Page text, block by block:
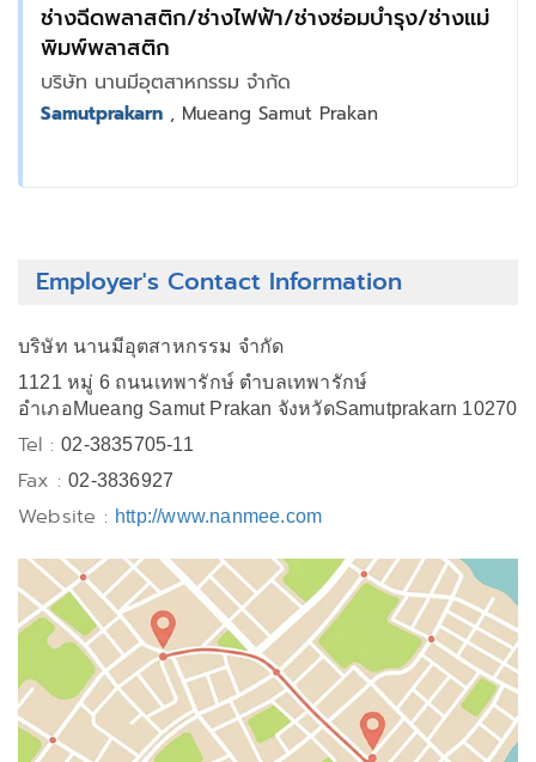
ช่างฉีดพลาสติก/ช่างไฟฟ้า/ช่างซ่อมบำรุง/ช่างแม่
พิมพ์พลาสติก
บริษัท นานมีอุตสาหกรรม จำกัด
Samutprakarn , Mueang Samut Prakan
Employer's Contact Information
บริษัท นานมีอุตสาหกรรม จำกัด
1121 หมู่ 6 ถนนเทพารักษ์ ตำบลเทพารักษ์
อำเภอMueang Samut Prakan จังหวัดSamutprakarn 10270
Tel :02-3835705-11
Fax :02-3836927
Website : http://www.nanmee.com